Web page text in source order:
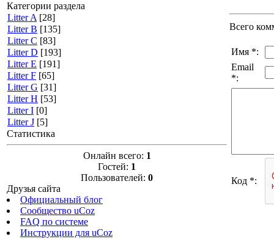
Категории раздела
Litter A [28]
Litter B [135]
Litter C [83]
Litter D [193]
Litter E [191]
Litter F [65]
Litter G [31]
Litter H [53]
Litter I [0]
Litter J [5]
Статистика
Онлайн всего: 1
Гостей: 1
Пользователей: 0
Друзья сайта
Официальный блог
Сообщество uCoz
FAQ по системе
Инструкции для uCoz
Всего
Имя *:
Email
*:
Код *: